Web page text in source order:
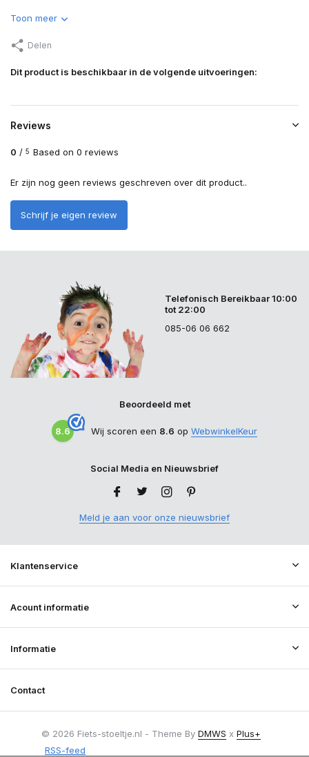
Toon meer
Delen
Dit product is beschikbaar in de volgende uitvoeringen:
Reviews
0 / 5 Based on 0 reviews
Er zijn nog geen reviews geschreven over dit product..
Schrijf je eigen review
Telefonisch Bereikbaar 10:00
tot 22:00
085-06 06 662
Beoordeeld met
8.6 Wij scoren een 8.6 op WebwinkelKeur
Social Media en Nieuwsbrief
Meld je aan voor onze nieuwsbrief
Klantenservice
Acount informatie
Informatie
Contact
© 2026 Fiets-stoeltje.nl - Theme By DMWS x Plus+
RSS-feed